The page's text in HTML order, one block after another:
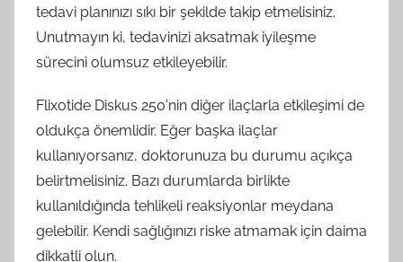
tedavi planınızı sıkı bir şekilde takip etmelisiniz.
Unutmayın ki, tedavinizi aksatmak iyileşme
sürecini olumsuz etkileyebilir.
Flixotide Diskus 250'nin diğer ilaçlarla etkileşimi de
oldukça önemlidir. Eğer başka ilaçlar
kullanıyorsanız, doktorunuza bu durumu açıkça
belirtmelisiniz. Bazı durumlarda birlikte
kullanıldığında tehlikeli reaksiyonlar meydana
gelebilir. Kendi sağlığınızı riske atmamak için daima
dikkatli olun.